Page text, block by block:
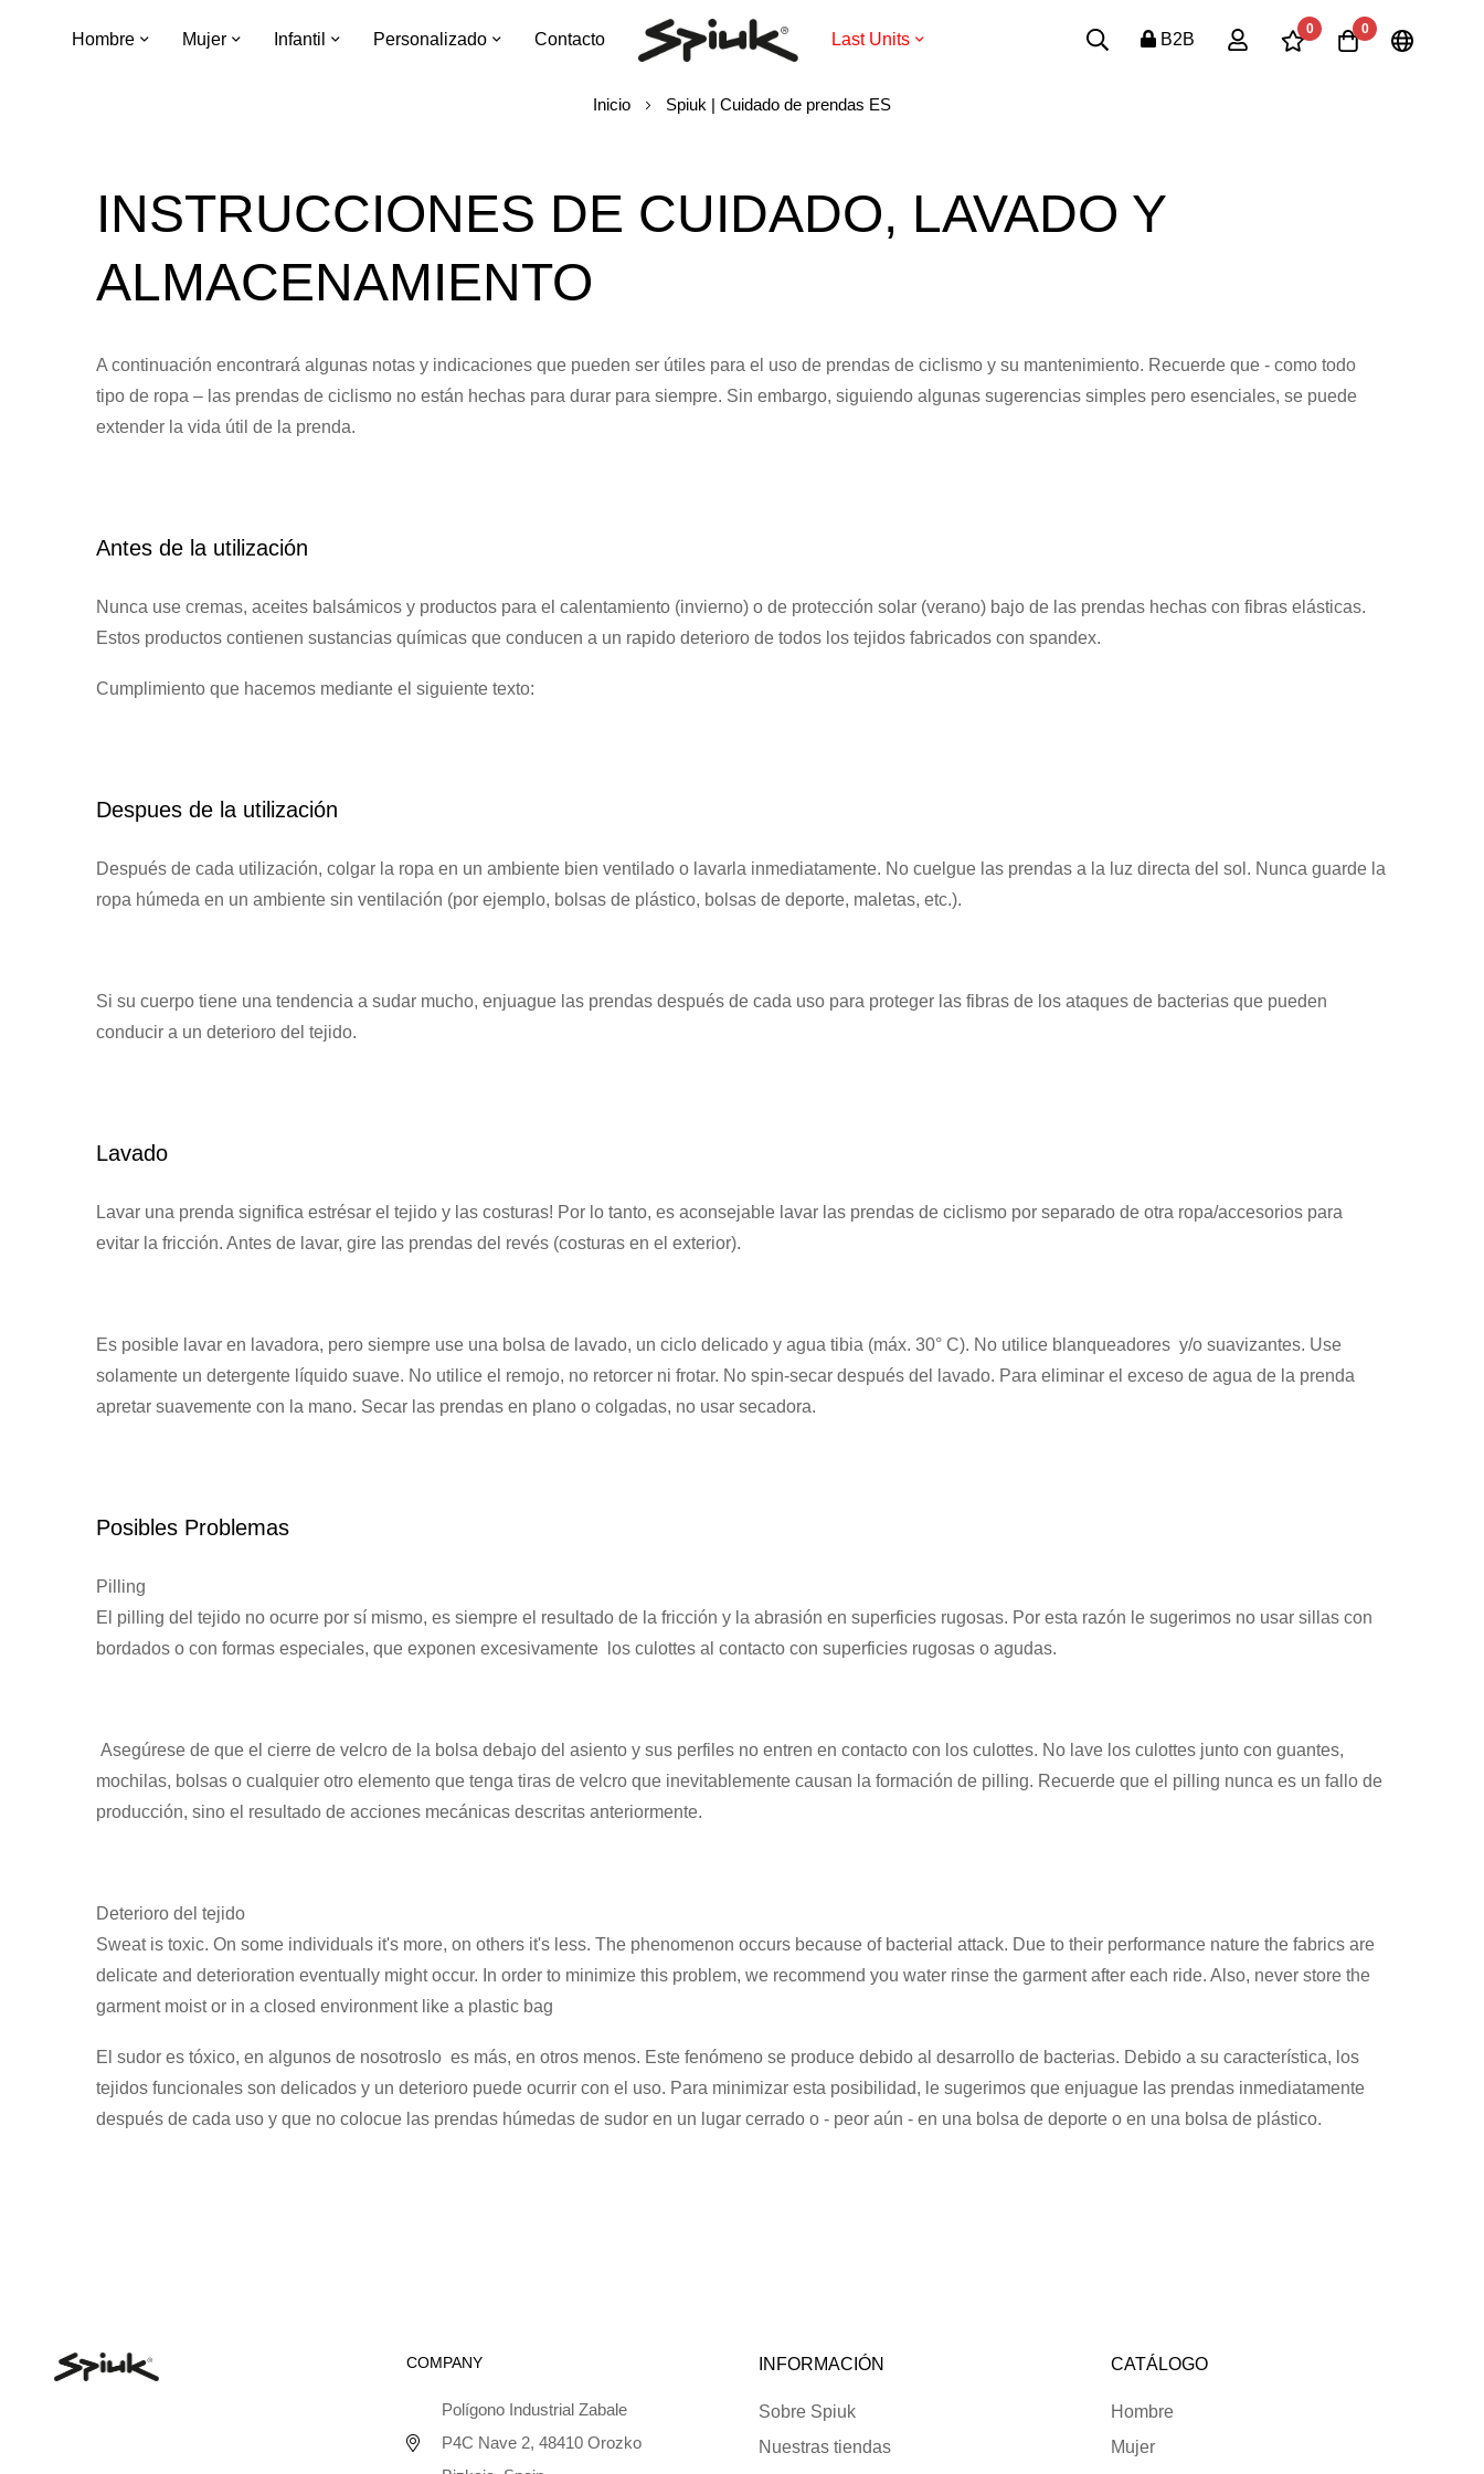
Hombre Mujer Infantil Personalizado Contacto Last Units B2B
0 0
Inicio Spiuk | Cuidado de prendas ES
INSTRUCCIONES DE CUIDADO, LAVADO Y
ALMACENAMIENTO
A continuación encontrará algunas notas y indicaciones que pueden ser útiles para el uso de prendas de ciclismo y su mantenimiento. Recuerde que - como todo
tipo de ropa – las prendas de ciclismo no están hechas para durar para siempre. Sin embargo, siguiendo algunas sugerencias simples pero esenciales, se puede
extender la vida útil de la prenda.
Antes de la utilización
Nunca use cremas, aceites balsámicos y productos para el calentamiento (invierno) o de protección solar (verano) bajo de las prendas hechas con fibras elásticas.
Estos productos contienen sustancias químicas que conducen a un rapido deterioro de todos los tejidos fabricados con spandex.
Cumplimiento que hacemos mediante el siguiente texto:
Despues de la utilización
Después de cada utilización, colgar la ropa en un ambiente bien ventilado o lavarla inmediatamente. No cuelgue las prendas a la luz directa del sol. Nunca guarde la
ropa húmeda en un ambiente sin ventilación (por ejemplo, bolsas de plástico, bolsas de deporte, maletas, etc.).
Si su cuerpo tiene una tendencia a sudar mucho, enjuague las prendas después de cada uso para proteger las fibras de los ataques de bacterias que pueden
conducir a un deterioro del tejido.
Lavado
Lavar una prenda significa estrésar el tejido y las costuras! Por lo tanto, es aconsejable lavar las prendas de ciclismo por separado de otra ropa/accesorios para
evitar la fricción. Antes de lavar, gire las prendas del revés (costuras en el exterior).
Es posible lavar en lavadora, pero siempre use una bolsa de lavado, un ciclo delicado y agua tibia (máx. 30° C). No utilice blanqueadores y/o suavizantes. Use
solamente un detergente líquido suave. No utilice el remojo, no retorcer ni frotar. No spin-secar después del lavado. Para eliminar el exceso de agua de la prenda
apretar suavemente con la mano. Secar las prendas en plano o colgadas, no usar secadora.
Posibles Problemas
Pilling
El pilling del tejido no ocurre por sí mismo, es siempre el resultado de la fricción y la abrasión en superficies rugosas. Por esta razón le sugerimos no usar sillas con
bordados o con formas especiales, que exponen excesivamente los culottes al contacto con superficies rugosas o agudas.
Asegúrese de que el cierre de velcro de la bolsa debajo del asiento y sus perfiles no entren en contacto con los culottes. No lave los culottes junto con guantes,
mochilas, bolsas o cualquier otro elemento que tenga tiras de velcro que inevitablemente causan la formación de pilling. Recuerde que el pilling nunca es un fallo de
producción, sino el resultado de acciones mecánicas descritas anteriormente.
Deterioro del tejido
Sweat is toxic. On some individuals it's more, on others it's less. The phenomenon occurs because of bacterial attack. Due to their performance nature the fabrics are
delicate and deterioration eventually might occur. In order to minimize this problem, we recommend you water rinse the garment after each ride. Also, never store the
garment moist or in a closed environment like a plastic bag
El sudor es tóxico, en algunos de nosotroslo es más, en otros menos. Este fenómeno se produce debido al desarrollo de bacterias. Debido a su característica, los
tejidos funcionales son delicados y un deterioro puede ocurrir con el uso. Para minimizar esta posibilidad, le sugerimos que enjuague las prendas inmediatamente
después de cada uso y que no colocue las prendas húmedas de sudor en un lugar cerrado o - peor aún - en una bolsa de deporte o en una bolsa de plástico.
COMPANY
Polígono Industrial Zabale
P4C Nave 2, 48410 Orozko
INFORMACIÓN
Sobre Spiuk
Nuestras tiendas
CATÁLOGO
Hombre
Mujer